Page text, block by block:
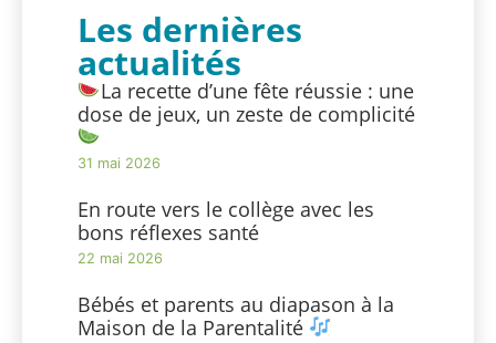
Les dernières
actualités
La recette d’une fête réussie : une
dose de jeux, un zeste de complicité
31 mai 2026
En route vers le collège avec les
bons réflexes santé
22 mai 2026
Bébés et parents au diapason à la
Maison de la Parentalité